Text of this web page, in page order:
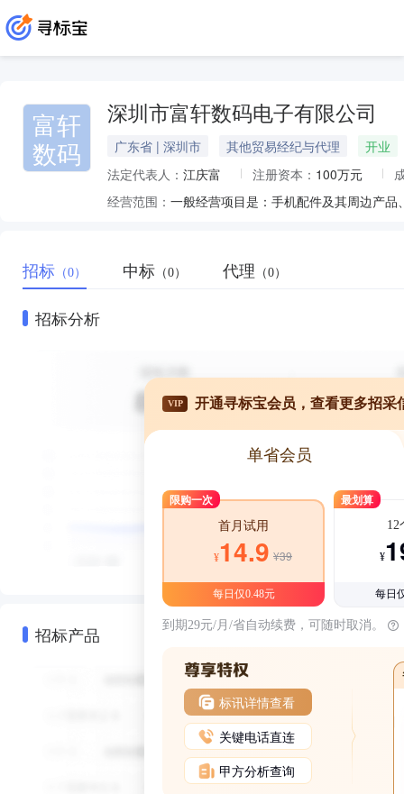
富轩
数码
深圳市富轩数码电子有限公司
广东省 | 深圳市 其他贸易经纪与代理
开业
法定代表人： 江庆富 注册资本： 100万元
经营范围：
招标 （0） 中标 （0） 代理 （0）
招标分析
招标产品
VIP 开通寻标宝会员，查看更多招采
单省会员
限购一次
首月试用
¥14.9 ¥39
每日仅0.48元
最划算
12
¥
每日
到期29元/月/省自动续费，可随时取消。
标讯详情查看
关键电话直连
甲方分析查询